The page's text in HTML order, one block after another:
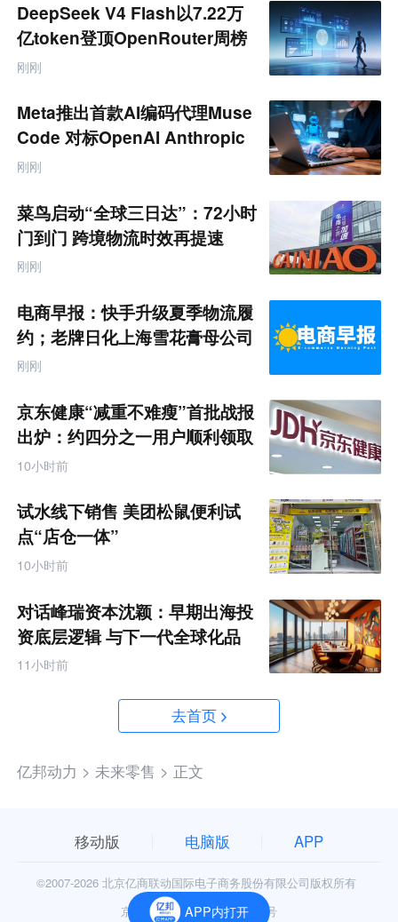
DeepSeek V4 Flash以7.22万
亿token登顶OpenRouter周榜
刚刚
Meta推出首款AI编码代理Muse
Code 对标OpenAI Anthropic
刚刚
菜鸟启动“全球三日达”：72小时
门到门 跨境物流时效再提速
刚刚
电商早报：快手升级夏季物流履
约；老牌日化上海雪花膏母公司
破产
刚刚
京东健康“减重不难瘦”首批战报
出炉：约四分之一用户顺利领取
200元挑战金
10小时前
试水线下销售 美团松鼠便利试
点“店仓一体”
10小时前
对话峰瑞资本沈颖：早期出海投
资底层逻辑 与下一代全球化品
牌画像
11小时前
去首页
亿邦动力 > 未来零售 > 正文
APP内打开
移动版 电脑版 APP
©2007-2026 北京亿商联动国际电子商务股份有限公司版权所有
京公网安备11010602006906号